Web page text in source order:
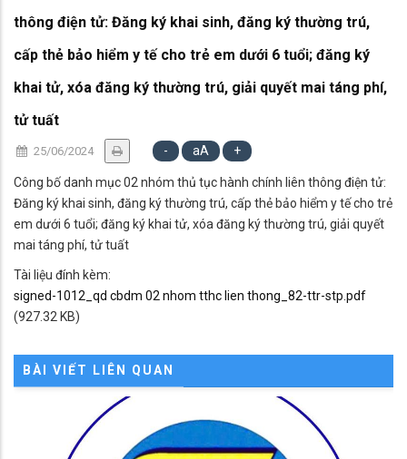
thông điện tử: Đăng ký khai sinh, đăng ký thường trú,
cấp thẻ bảo hiểm y tế cho trẻ em dưới 6 tuổi; đăng ký
khai tử, xóa đăng ký thường trú, giải quyết mai táng phí,
tử tuất
25/06/2024 - aA +
Công bố danh mục 02 nhóm thủ tục hành chính liên thông điện tử:
Đăng ký khai sinh, đăng ký thường trú, cấp thẻ bảo hiểm y tế cho trẻ
em dưới 6 tuổi; đăng ký khai tử, xóa đăng ký thường trú, giải quyết
mai táng phí, tử tuất
Tài liệu đính kèm:
signed-1012_qd cbdm 02 nhom tthc lien thong_82-ttr-stp.pdf
(927.32 KB)
BÀI VIẾT LIÊN QUAN